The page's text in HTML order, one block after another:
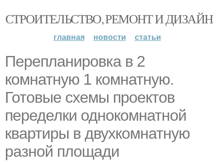
СТРОИТЕЛЬСТВО, РЕМОНТ И ДИЗАЙН
главная новости статьи
Перепланировка в 2
комнатную 1 комнатную.
Готовые схемы проектов
переделки однокомнатной
квартиры в двухкомнатную
разной площади